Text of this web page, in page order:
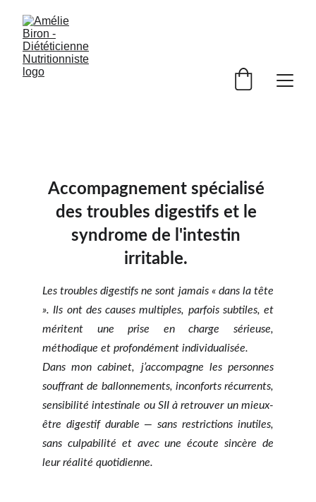
Accompagnement spécialisé
des troubles digestifs et le
syndrome de l'intestin
irritable.
Les troubles digestifs ne sont jamais « dans la tête
». Ils ont des causes multiples, parfois subtiles, et
méritent une prise en charge sérieuse,
méthodique et profondément individualisée.
Dans mon cabinet, j’accompagne les personnes
souffrant de ballonnements, inconforts récurrents,
sensibilité intestinale ou SII à retrouver un mieux-
être digestif durable — sans restrictions inutiles,
sans culpabilité et avec une écoute sincère de
leur réalité quotidienne.